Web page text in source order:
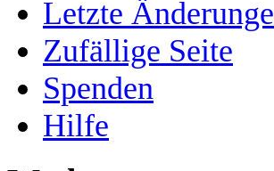
Letzte
Zufällige Seite
Spenden
Hilfe